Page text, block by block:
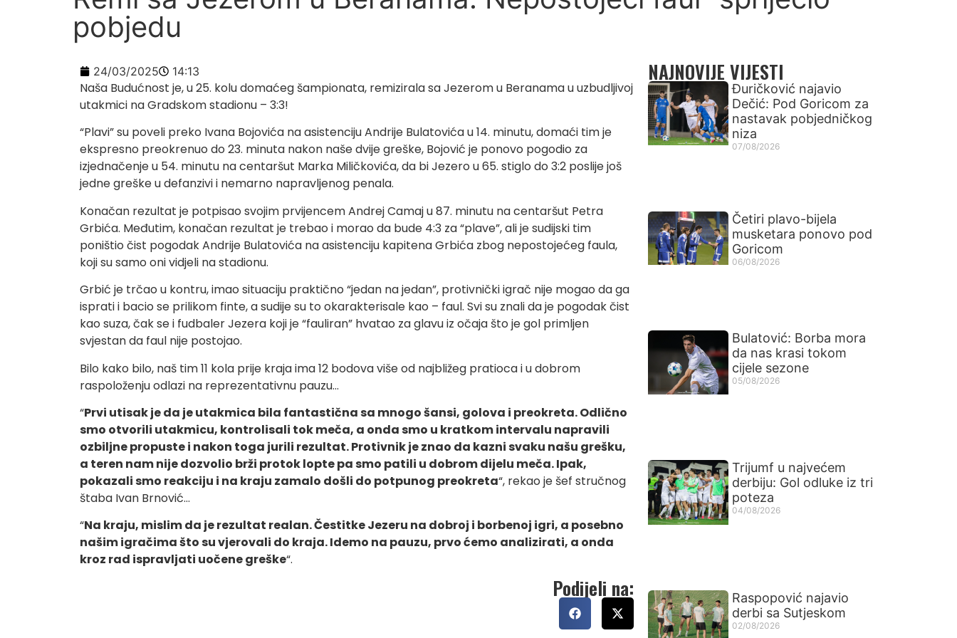
pobjedu
24/03/2025 14:13
Naša Budućnost je, u 25. kolu domaćeg šampionata, remizirala sa Jezerom u Beranama u uzbudljivoj
utakmici na Gradskom stadionu – 3:3!
“Plavi” su poveli preko Ivana Bojovića na asistenciju Andrije Bulatovića u 14. minutu, domaći tim je
ekspresno preokrenuo do 23. minuta nakon naše dvije greške, Bojović je ponovo pogodio za
izjednačenje u 54. minutu na centaršut Marka Miličkovića, da bi Jezero u 65. stiglo do 3:2 poslije još
jedne greške u defanzivi i nemarno napravljenog penala.
Konačan rezultat je potpisao svojim prvijencem Andrej Camaj u 87. minutu na centaršut Petra
Grbića. Međutim, konačan rezultat je trebao i morao da bude 4:3 za “plave”, ali je sudijski tim
poništio čist pogodak Andrije Bulatovića na asistenciju kapitena Grbića zbog nepostojećeg faula,
koji su samo oni vidjeli na stadionu.
Grbić je trčao u kontru, imao situaciju praktično “jedan na jedan”, protivnički igrač nije mogao da ga
isprati i bacio se prilikom finte, a sudije su to okarakterisale kao – faul. Svi su znali da je pogodak čist
kao suza, čak se i fudbaler Jezera koji je “fauliran” hvatao za glavu iz očaja što je gol primljen
svjestan da faul nije postojao.
Bilo kako bilo, naš tim 11 kola prije kraja ima 12 bodova više od najbližeg pratioca i u dobrom
raspoloženju odlazi na reprezentativnu pauzu…
“Prvi utisak je da je utakmica bila fantastična sa mnogo šansi, golova i preokreta. Odlično
smo otvorili utakmicu, kontrolisali tok meča, a onda smo u kratkom intervalu napravili
ozbiljne propuste i nakon toga jurili rezultat. Protivnik je znao da kazni svaku našu grešku,
a teren nam nije dozvolio brži protok lopte pa smo patili u dobrom dijelu meča. Ipak,
pokazali smo reakciju i na kraju zamalo došli do potpunog preokreta“, rekao je šef stručnog
štaba Ivan Brnović…
“Na kraju, mislim da je rezultat realan. Čestitke Jezeru na dobroj i borbenoj igri, a posebno
našim igračima što su vjerovali do kraja. Idemo na pauzu, prvo ćemo analizirati, a onda
kroz rad ispravljati uočene greške“.
Podijeli na:
NAJNOVIJE VIJESTI
Đuričković najavio
Dečić: Pod Goricom za
nastavak pobjedničkog
niza
07/08/2026
Četiri plavo-bijela
musketara ponovo pod
Goricom
06/08/2026
Bulatović: Borba mora
da nas krasi tokom
cijele sezone
05/08/2026
Trijumf u najvećem
derbiju: Gol odluke iz tri
poteza
04/08/2026
Raspopović najavio
derbi sa Sutjeskom
02/08/2026